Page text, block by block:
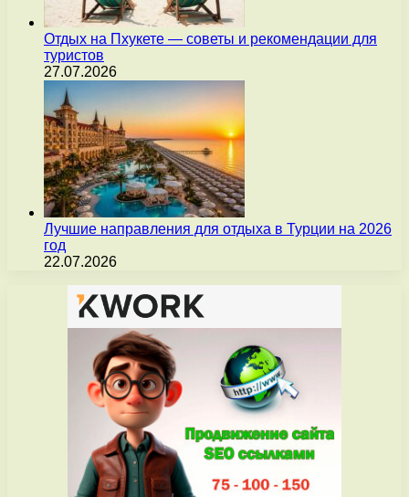
Отдых на Пхукете — советы и рекомендации для
туристов
27.07.2026
Лучшие направления для отдыха в Турции на 2026
год
22.07.2026